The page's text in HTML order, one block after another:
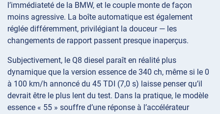
l’immédiateté de la BMW, et le couple monte de façon
moins agressive. La boîte automatique est également
réglée différemment, privilégiant la douceur — les
changements de rapport passent presque inaperçus.
Subjectivement, le Q8 diesel paraît en réalité plus
dynamique que la version essence de 340 ch, même si le 0
à 100 km/h annoncé du 45 TDI (7,0 s) laisse penser qu’il
devrait être le plus lent du test. Dans la pratique, le modèle
essence « 55 » souffre d’une réponse à l’accélérateur